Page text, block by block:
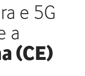
e 5G
a
(CE)